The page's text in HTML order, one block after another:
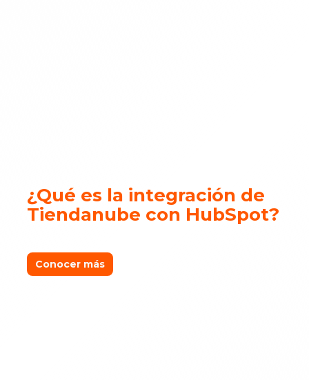
¿Qué es la integración de
Tiendanube con HubSpot?
Conocer más